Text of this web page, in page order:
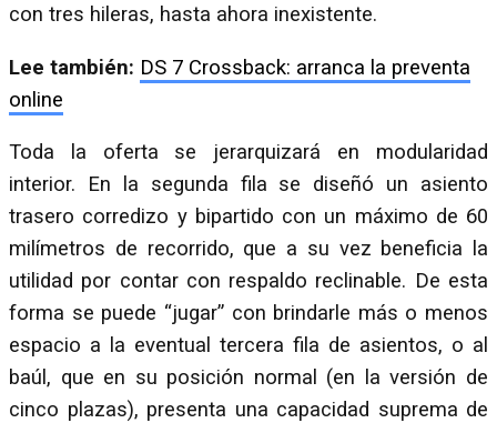
con tres hileras, hasta ahora inexistente.
Lee también: DS 7 Crossback: arranca la preventa
online
Toda la oferta se jerarquizará en modularidad
interior. En la segunda fila se diseñó un asiento
trasero corredizo y bipartido con un máximo de 60
milímetros de recorrido, que a su vez beneficia la
utilidad por contar con respaldo reclinable. De esta
forma se puede “jugar” con brindarle más o menos
espacio a la eventual tercera fila de asientos, o al
baúl, que en su posición normal (en la versión de
cinco plazas), presenta una capacidad suprema de